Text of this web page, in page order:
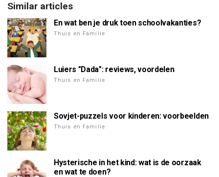
Similar articles
En wat ben je druk toen schoolvakanties?
Thuis en Familie
Luiers "Dada": reviews, voordelen
Thuis en Familie
Sovjet-puzzels voor kinderen: voorbeelden
Thuis en Familie
Hysterische in het kind: wat is de oorzaak
en wat te doen?